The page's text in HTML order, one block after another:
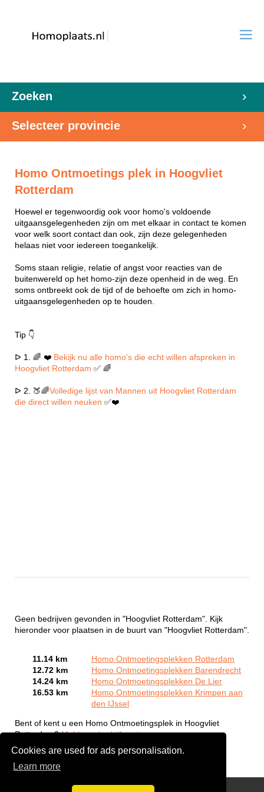
Cookies are used for ads personalisation.
Learn more
Zoeken
Selecteer provincie
Homo Ontmoetings plek in Hoogvliet
Rotterdam
Hoewel er tegenwoordig ook voor homo's voldoende
uitgaansgelegenheden zijn om met elkaar in contact te komen
voor welk soort contact dan ook, zijn deze gelegenheden
helaas niet voor iedereen toegankelijk.
Soms staan religie, relatie of angst voor reacties van de
buitenwereld op het homo-zijn deze openheid in de weg. En
soms ontbreekt ook de tijd of de behoefte om zich in homo-
uitgaansgelegenheden op te houden.
Tip 👇
ᐅ 1. 🌈 ❤️ Bekijk nu alle homo's die echt willen afspreken in
Hoogvliet Rotterdam ✅ 🌈
ᐅ 2. 🍑🌈Volledige lijst van Mannen uit Hoogvliet Rotterdam
die direct willen neuken ✅❤️
Geen bedrijven gevonden in "Hoogvliet Rotterdam". Kijk
hieronder voor plaatsen in de buurt van "Hoogvliet Rotterdam".
11.14 km
Homo Ontmoetingsplekken Rotterdam
12.72 km
Homo Ontmoetingsplekken Barendrecht
14.24 km
Homo Ontmoetingsplekken De Lier
16.53 km
Homo Ontmoetingsplekken Krimpen aan
den IJssel
Bent of kent u een Homo Ontmoetingsplek in Hoogvliet
Rotterdam?Meld een bedrijf gratis aan